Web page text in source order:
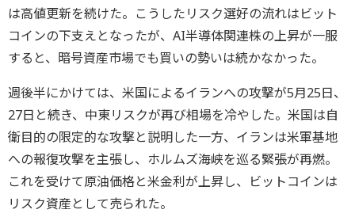
は高値更新を続けた。こうしたリスク選好の流れはビット
コインの下支えとなったが、AI半導体関連株の上昇が一服
すると、暗号資産市場でも買いの勢いは続かなかった。
週後半にかけては、米国によるイランへの攻撃が5月25日、
27日と続き、中東リスクが再び相場を冷やした。米国は自
衛目的の限定的な攻撃と説明した一方、イランは米軍基地
への報復攻撃を主張し、ホルムズ海峡を巡る緊張が再燃。
これを受けて原油価格と米金利が上昇し、ビットコインは
リスク資産として売られた。